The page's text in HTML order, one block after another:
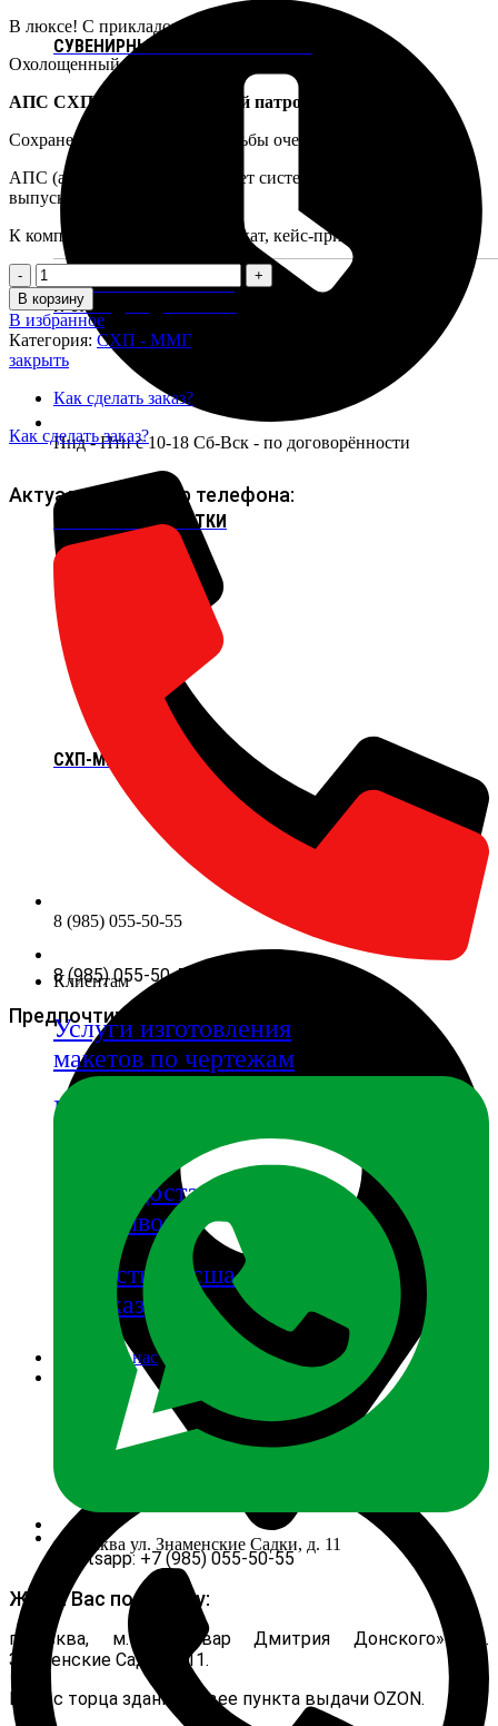
Пнд - Птн с 10-18 Сб-Вск - по договорённости
8 (985) 055-50-55
г. Москва ул. Знаменские Садки, д. 11
СУВЕНИРНЫЕ МАКЕТЫ СТВОЛОВ
МАКЕТЫ ГЛУШИТЕЛЕЙ
И САУНДМОДЕРАТОРЫ
СВЕРЛА И РАЗВЕРТКИ
СХП-ММГ
Клиентам
Услуги изготовления
макетов по чертежам
Подарочные
оплата доставка
самовывоз
запчасти из сша
на заказ
Отзывы о нас
В люксе! С прикладом.
Охолощенный пистолет АПС
АПС СХП под светозвуковой патрон — 10х24
Сохранена возможность стрельбы очередями.
АПС (автоматический пистолет системы Стечкина) год
выпуска 1959.
К комплекте паспорт, сертификат, кейс-приклад.
Количество
товара
СХП
АПС
Стечкин
В корзину
В избранное
Категория: СХП - ММГ
закрыть
Как сделать заказ?
Как сделать заказ?
Актуальный номер телефона:
8 (985) 055-50-55
Предпочтительный вид связи:
Whatsapp: +7 (985) 055-50-55
Ждём Вас по адресу:
г.Москва, м. «Бульвар Дмитрия Донского» ул.
Знаменские Садки д.11.
Вход с торца здания, левее пункта выдачи OZON.